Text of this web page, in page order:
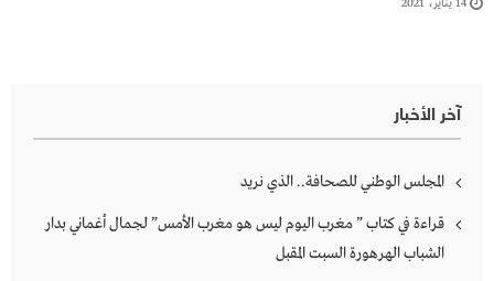
14 يناير، 2021
آخر الأخبار
المجلس الوطني للصحافة.. الذي نريد
قراءة في كتاب ” مغرب اليوم ليس هو مغرب الأمس” لجمال أغماني بدار
الشباب الهرهورة السبت المقبل